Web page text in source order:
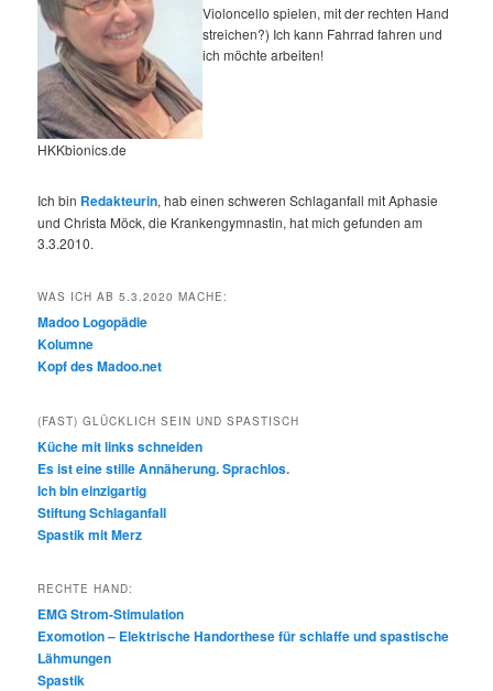
Violoncello spielen, mit der rechten Hand
streichen?) Ich kann Fahrrad fahren und
ich möchte arbeiten!
HKKbionics.de
Ich bin Redakteurin, hab einen schweren Schlaganfall mit Aphasie
und Christa Möck, die Krankengymnastin, hat mich gefunden am
3.3.2010.
WAS ICH AB 5.3.2020 MACHE:
Madoo Logopädie
Kolumne
Kopf des Madoo.net
(FAST) GLÜCKLICH SEIN UND SPASTISCH
Küche mit links schneiden
Es ist eine stille Annäherung. Sprachlos.
Ich bin einzigartig
Stiftung Schlaganfall
Spastik mit Merz
RECHTE HAND:
EMG Strom-Stimulation
Exomotion – Elektrische Handorthese für schlaffe und spastische
Lähmungen
Spastik